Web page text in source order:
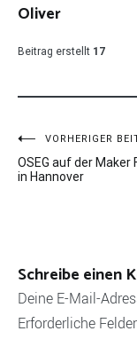
Oliver
Beitrag erstellt 17
VORHERIGER
OSEG auf der Maker
in Hannover
Schreibe einen
Deine E-Mail-
Erforderliche